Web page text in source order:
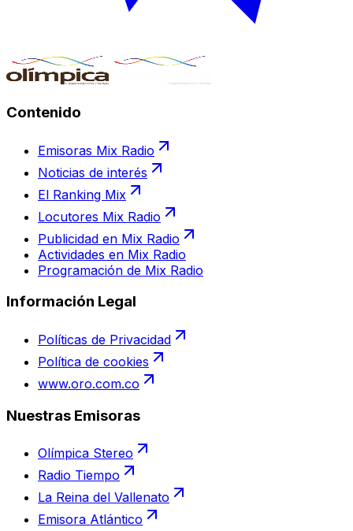
Contenido
Emisoras Mix Radio
Noticias de interés
El Ranking Mix
Locutores Mix Radio
Publicidad en Mix Radio
Actividades en Mix Radio
Programación de Mix Radio
Información Legal
Políticas de Privacidad
Política de cookies
www.oro.com.co
Nuestras Emisoras
Olímpica Stereo
Radio Tiempo
La Reina del Vallenato
Emisora Atlántico